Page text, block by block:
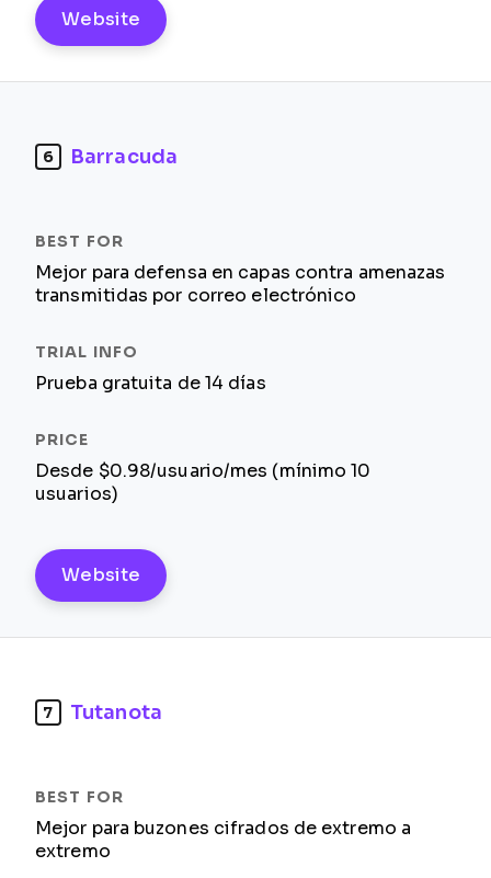
Website
6 Barracuda
Mejor para defensa en capas contra amenazas
transmitidas por correo electrónico
Prueba gratuita de 14 días
Desde $0.98/usuario/mes (mínimo 10
usuarios)
Website
7 Tutanota
Mejor para buzones cifrados de extremo a
extremo